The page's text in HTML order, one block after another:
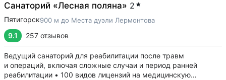
Санаторий «Лесная поляна» 2
Пятигорск900 м до Места дуэли Лермонтова
9.1 257 отзывов
Ведущий санаторий для реабилитации после травм
и операций, включая сложные случаи и период ранней
реабилитации • 100 видов лицензий на медицинскую